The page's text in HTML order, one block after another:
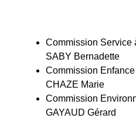
Commission Service
SABY Bernadette
Commission
CHAZE Marie
Commission
GAYAUD Gérard